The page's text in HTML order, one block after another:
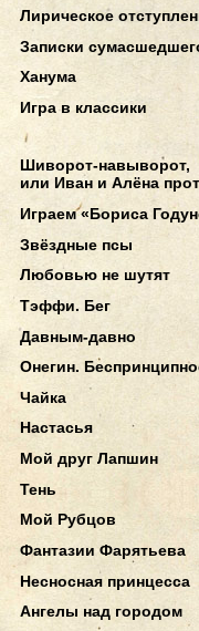
Лирическое
Записки
Ханума
Игра в классики
Шиворот-навыворот,
или Иван и Алёна
Играем «Бориса
Звёздные псы
Любовью не шутят
Тэффи. Бег
Давным-давно
Онегин.
Чайка
Настасья
Мой друг Лапшин
Тень
Мой Рубцов
Фантазии Фарятьева
Несносная принцесса
Ангелы над городом